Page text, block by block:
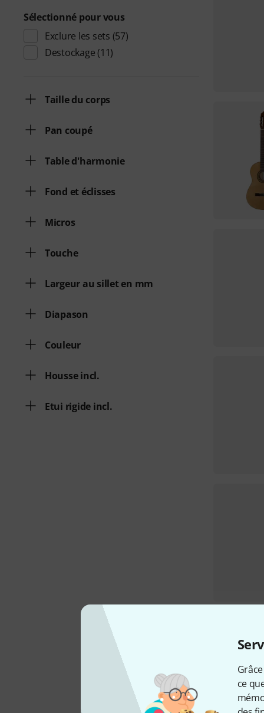
ce
Sélectionné pour vous
Exclure les sets (57)
Destockage (11)
Taille du corps
Pan coupé
Table d'harmonie
Fond et éclisses
Micros
Touche
Largeur au sillet en mm
Diapason
Couleur
Housse incl.
Etui rigide incl.